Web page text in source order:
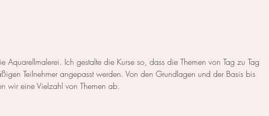
Aquarellmalerei. Ich gestalte die Kurse so, dass die Themen von Tag zu Tag
Teilnehmer angepasst werden. Von den Grundlagen und der Basis bis
wir eine Vielzahl von Themen ab.